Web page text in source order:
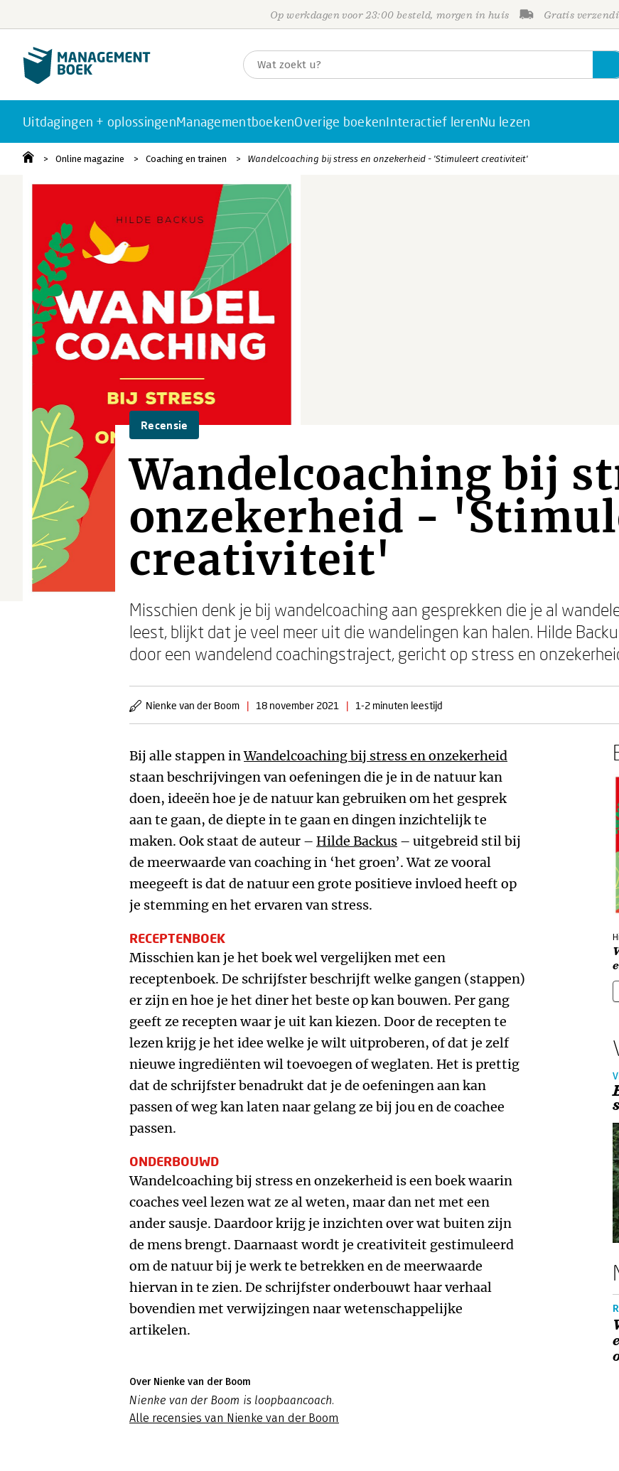
Op werkdagen voor 23:00 besteld, morgen in huis Gratis
Uitdagingen + oplossingenManagementboekenOverige boekenInteractief lerenNu lezen
Online magazine Coaching en trainen Wandelcoaching bij stress en onzekerheid - 'Stimuleert creativiteit'
Recensie
Wandelcoaching bij
onzekerheid -
creativiteit'
Misschien denk je bij wandelcoaching aan gesprekken die je al
leest, blijkt dat je veel meer uit die wandelingen kan halen. Hilde
door een wandelend coachingstraject, gericht op stress en
Nienke van der Boom | 18 november 2021 | 1-2 minuten leestijd
Bij alle stappen inWandelcoaching bij stress en onzekerheid
staan beschrijvingen van oefeningen die je in de natuur kan
doen, ideeën hoe je de natuur kan gebruiken om het gesprek
aan te gaan, de diepte in te gaan en dingen inzichtelijk te
maken. Ook staat de auteur – Hilde Backus – uitgebreid stil bij
de meerwaarde van coaching in ‘het groen’. Wat ze vooral
meegeeft is dat de natuur een grote positieve invloed heeft op
je stemming en het ervaren van stress.
RECEPTENBOEK
Misschien kan je het boek wel vergelijken met een
receptenboek. De schrijfster beschrijft welke gangen (stappen)
er zijn en hoe je het diner het beste op kan bouwen. Per gang
geeft ze recepten waar je uit kan kiezen. Door de recepten te
lezen krijg je het idee welke je wilt uitproberen, of dat je zelf
nieuwe ingrediënten wil toevoegen of weglaten. Het is prettig
dat de schrijfster benadrukt dat je de oefeningen aan kan
passen of weg kan laten naar gelang ze bij jou en de coachee
passen.
ONDERBOUWD
Wandelcoaching bij stress en onzekerheid is een boek waarin
coaches veel lezen wat ze al weten, maar dan net met een
ander sausje. Daardoor krijg je inzichten over wat buiten zijn
de mens brengt. Daarnaast wordt je creativiteit gestimuleerd
om de natuur bij je werk te betrekken en de meerwaarde
hiervan in te zien. De schrijfster onderbouwt haar verhaal
bovendien met verwijzingen naar wetenschappelijke
artikelen.
Over Nienke van der Boom
Nienke van der Boom is loopbaancoach.
Alle recensies van Nienke van der Boom